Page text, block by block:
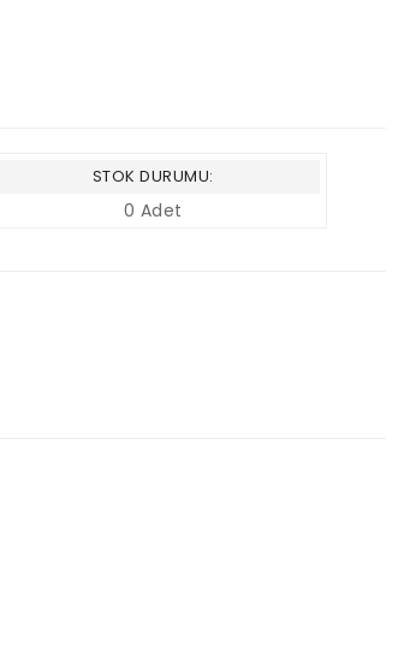
STOK DURUMU:
0 Adet